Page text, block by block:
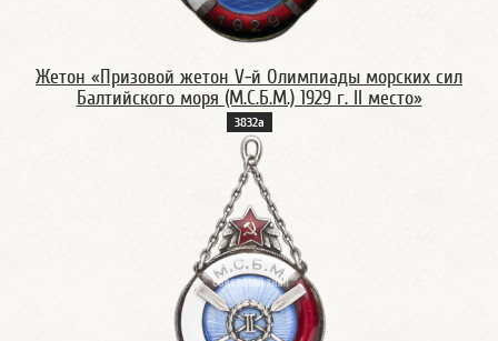
Жетон «Призовой жетон V-й Олимпиады морских сил
Балтийского моря (М.С.Б.М.) 1929 г. II место»
3832а